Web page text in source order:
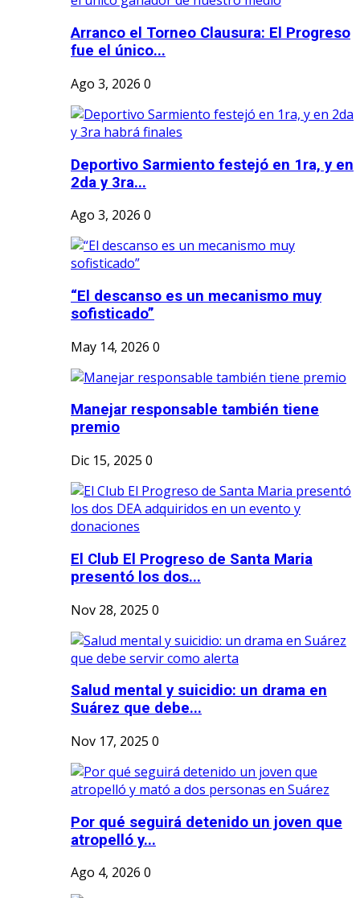
Arranco el Torneo Clausura: El Progreso
fue el único...
Ago 3, 2026 0
Deportivo Sarmiento festejó en 1ra, y en
2da y 3ra...
Ago 3, 2026 0
“El descanso es un mecanismo muy
sofisticado”
May 14, 2026 0
Manejar responsable también tiene
premio
Dic 15, 2025 0
El Club El Progreso de Santa Maria
presentó los dos...
Nov 28, 2025 0
Salud mental y suicidio: un drama en
Suárez que debe...
Nov 17, 2025 0
Por qué seguirá detenido un joven que
atropelló y...
Ago 4, 2026 0